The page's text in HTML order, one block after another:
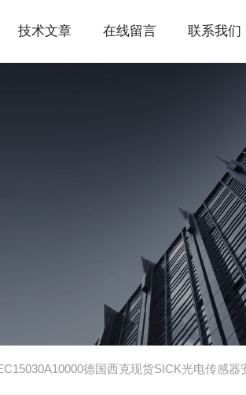
技术文章 在线留言 联系我们
德国西克现货SICK光电传感器